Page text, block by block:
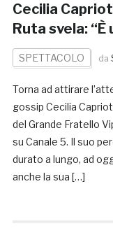
Cecilia
Ruta svela:
SPETTACOLO da
Torna ad attirare
gossip Cecilia
del Grande Fratello
su Canale 5. Il suo
durato a lungo, ad
anche la sua […]